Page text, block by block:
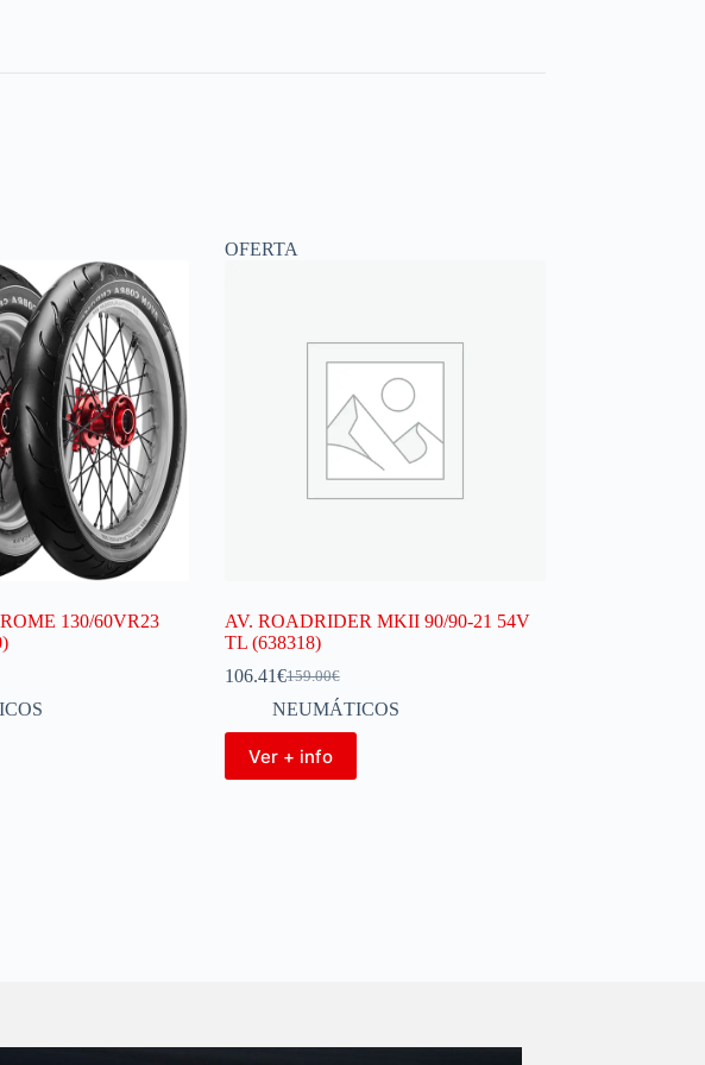
130/60VR23
OFERTA
AV. ROADRIDER MKII 90/90-21 54V
TL (638318)
159.00€
106.41€
NEUMÁTICOS
Ver + info